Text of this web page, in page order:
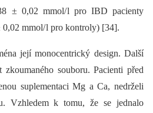
± 0,02 mmol/ l pro IBD pacienty
0,02 mmol/ l pro kontroly) [34].
její monocentrický design. Další
souboru. Pacienti před
suplementaci Mg a Ca, nedrželi
Vzhledem k tomu, že se jednalo